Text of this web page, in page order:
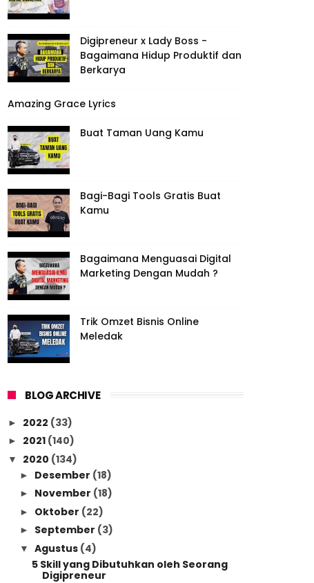
Digipreneur x Lady Boss -
Bagaimana Hidup Produktif dan
Berkarya
Amazing Grace Lyrics
Buat Taman Uang Kamu
Bagi-Bagi Tools Gratis Buat
Kamu
Bagaimana Menguasai Digital
Marketing Dengan Mudah ?
Trik Omzet Bisnis Online
Meledak
BLOG ARCHIVE
► 2022 (33)
► 2021 (140)
▼ 2020 (134)
► Desember (18)
► November (18)
► Oktober (22)
► September (3)
▼ Agustus (4)
5 Skill yang Dibutuhkan oleh Seorang
Digipreneur